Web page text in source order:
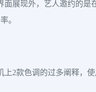
展现外，艺人邀约的
。
2款色调的过多阐释，